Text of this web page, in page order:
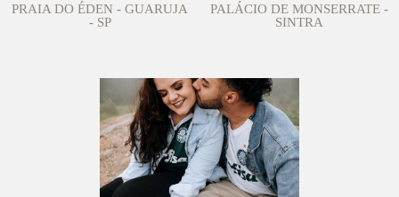
PRAIA DO ÉDEN - GUARUJA
- SP
PALÁCIO DE MONSERRATE -
SINTRA